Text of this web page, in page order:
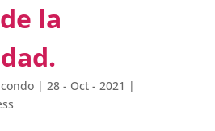
la
| 28 - Oct - 2021 |